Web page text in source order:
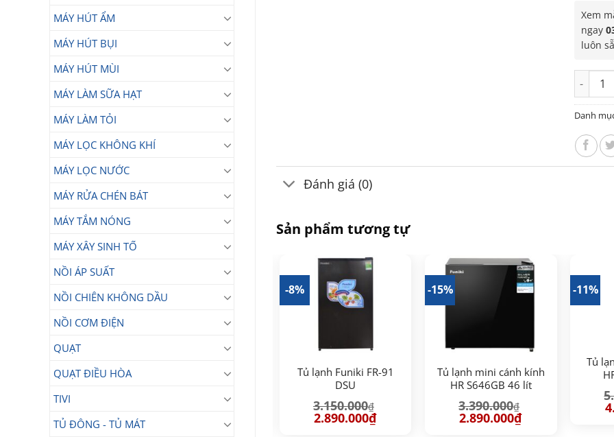
MÁY HÚT ẨM
MÁY HÚT BỤI
MÁY HÚT MÙI
MÁY LÀM SỮA HẠT
MÁY LÀM TỎI
MÁY LỌC KHÔNG KHÍ
MÁY LỌC NƯỚC
MÁY RỬA CHÉN BÁT
MÁY TẮM NÓNG
MÁY XÂY SINH TỐ
NỒI ÁP SUẤT
NỒI CHIÊN KHÔNG DẦU
NỒI CƠM ĐIỆN
QUẠT
QUẠT ĐIỀU HÒA
TIVI
TỦ ĐÔNG - TỦ MÁT
Xem
ngay
luôn
Tủ
Danh
Đánh giá (0)
Sản phẩm tương tự
-8%
Tủ lạnh Funiki FR-91
DSU
3.150.000₫
Giá
gốc
2.890.000₫Giá
-15%
Tủ lạnh mini cánh kính
HR S646GB 46 lít
3.390.000₫
Giá
gốc
2.890.000₫Giá
-11%
Tủ
Tủ lạnh Funiki FR-
4.790.000
4.290.000₫hiện
-18%
Tủ lạnh Funiki 159 lít
₫hiện